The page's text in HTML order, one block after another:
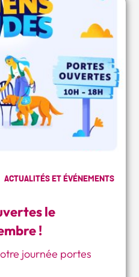
le
!
journée portes
ACTUALITÉS ET ÉVÉNEMENTS